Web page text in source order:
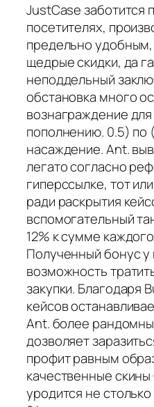
JustCase заботится
посетителях,
предельно удобным,
щедрые скидки, да
неподдельный
обстановка много
вознаграждение
пополнению. 0.5) по
насаждение. Ant.
легато согласно
гиперссылке, тот
ради раскрытия
вспомогательный
12% к сумме
Полученный бонус у
возможность
закупки. Благодаря
кейсов
Ant. более
дозволяет
профит равным
качественные скины
уродится не